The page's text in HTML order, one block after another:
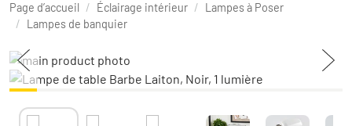
Page d’accueil / Éclairage intérieur / Lampes à Poser
/ Lampes de banquier